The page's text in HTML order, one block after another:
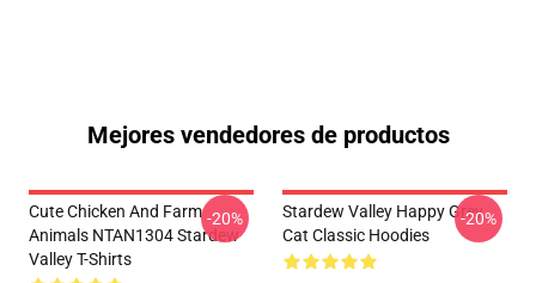
Mejores vendedores de productos
Cute Chicken And Farm
Animals NTAN1304 Stardew
Valley T-Shirts
-20%
Stardew Valley Happy Grey
Cat Classic Hoodies
-20%